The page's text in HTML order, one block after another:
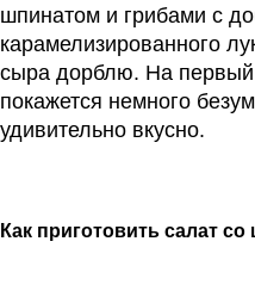
шпинатом и грибами с
карамелизированного
сыра дорблю. На первый
покажется немного
удивительно вкусно.
Как приготовить салат